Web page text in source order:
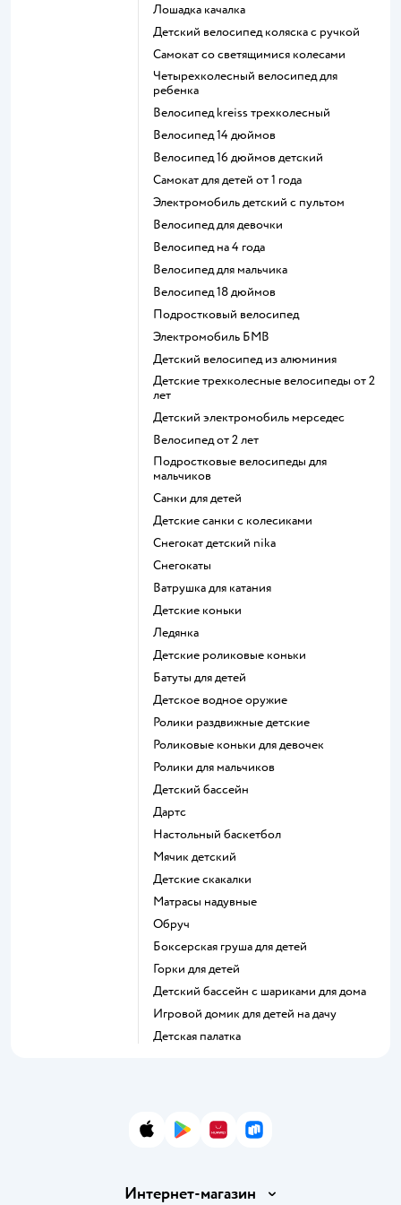
Лошадка качалка
Детский велосипед коляска с ручкой
Самокат со светящимися колесами
Четырехколесный велосипед для
ребенка
Велосипед kreiss трехколесный
Велосипед 14 дюймов
Велосипед 16 дюймов детский
Самокат для детей от 1 года
Электромобиль детский с пультом
Велосипед для девочки
Велосипед на 4 года
Велосипед для мальчика
Велосипед 18 дюймов
Подростковый велосипед
Электромобиль БМВ
Детский велосипед из алюминия
Детские трехколесные велосипеды от 2
лет
Детский электромобиль мерседес
Велосипед от 2 лет
Подростковые велосипеды для
мальчиков
Санки для детей
Детские санки с колесиками
Снегокат детский nika
Снегокаты
Ватрушка для катания
Детские коньки
Ледянка
Детские роликовые коньки
Батуты для детей
Детское водное оружие
Ролики раздвижные детские
Роликовые коньки для девочек
Ролики для мальчиков
Детский бассейн
Дартс
Настольный баскетбол
Мячик детский
Детские скакалки
Матрасы надувные
Обруч
Боксерская груша для детей
Горки для детей
Детский бассейн с шариками для дома
Игровой домик для детей на дачу
Детская палатка
App StoreGoogle Play
AppGallery
RuStore
Интернет-магазин